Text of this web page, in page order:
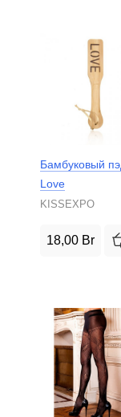
Бамбуковый
Love
KISSEXPO
18,00 Br